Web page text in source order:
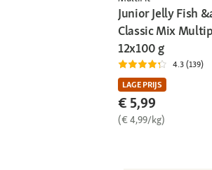
Junior Jelly Fish
Classic Mix
12x100 g
4.3 (139)
LAGE PRIJS
€ 5,99
(€ 4,99/kg)